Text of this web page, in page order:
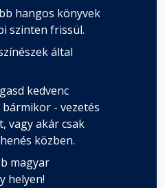
hangos könyvek
szinten frissül.
által
kedvenc
- vezetés
vagy akár csak
közben.
magyar
helyen!